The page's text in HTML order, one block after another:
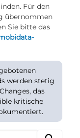
Für den
übernommen
Sie bitte das
werden stetig
das
kritische